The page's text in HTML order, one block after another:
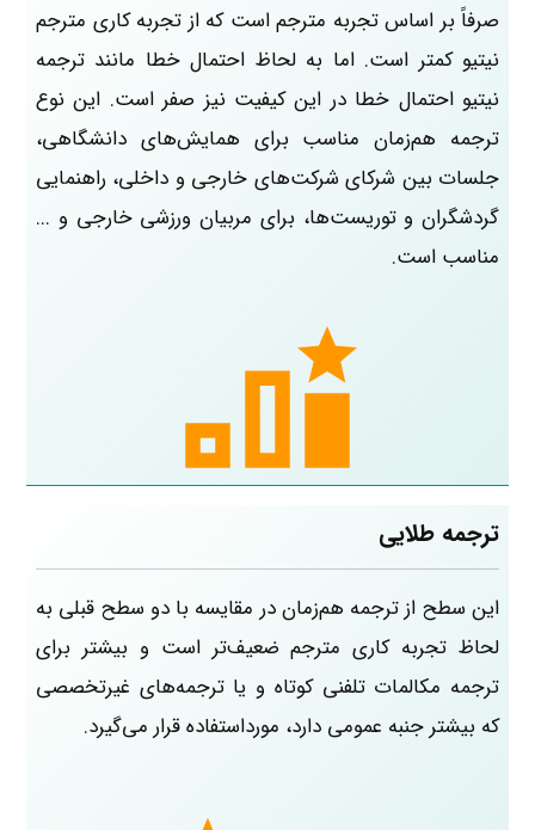
صرفاً بر اساس تجربه مترجم است که از تجربه کاری مترجم
نیتیو کمتر است. اما به لحاظ احتمال خطا مانند ترجمه
نیتیو احتمال خطا در این کیفیت نیز صفر است. این نوع
ترجمه هم‌زمان مناسب برای همایش‌های دانشگاهی،
جلسات بین شرکای شرکت‌های خارجی و داخلی، راهنمایی
گردشگران و توریست‌ها، برای مربیان ورزشی خارجی و ...
مناسب است.
ترجمه طلایی
این سطح از ترجمه هم‌زمان در مقایسه با دو سطح قبلی به
لحاظ تجربه کاری مترجم ضعیف‌تر است و بیشتر برای
ترجمه مکالمات تلفنی کوتاه و یا ترجمه‌های غیرتخصصی
که بیشتر جنبه عمومی دارد، مورداستفاده قرار می‌گیرد.